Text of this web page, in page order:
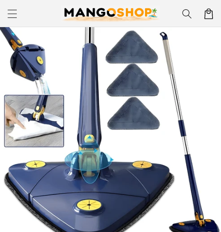
Skip to
content
Korpa
Skip to
product
information